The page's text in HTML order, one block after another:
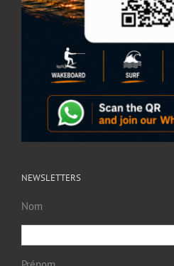
NEWSLETTERS
Nom